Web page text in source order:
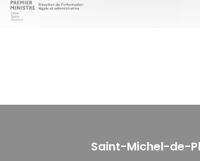
Saint-Michel-de-